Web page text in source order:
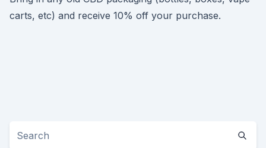
carts, etc) and receive 10% off your purchase.